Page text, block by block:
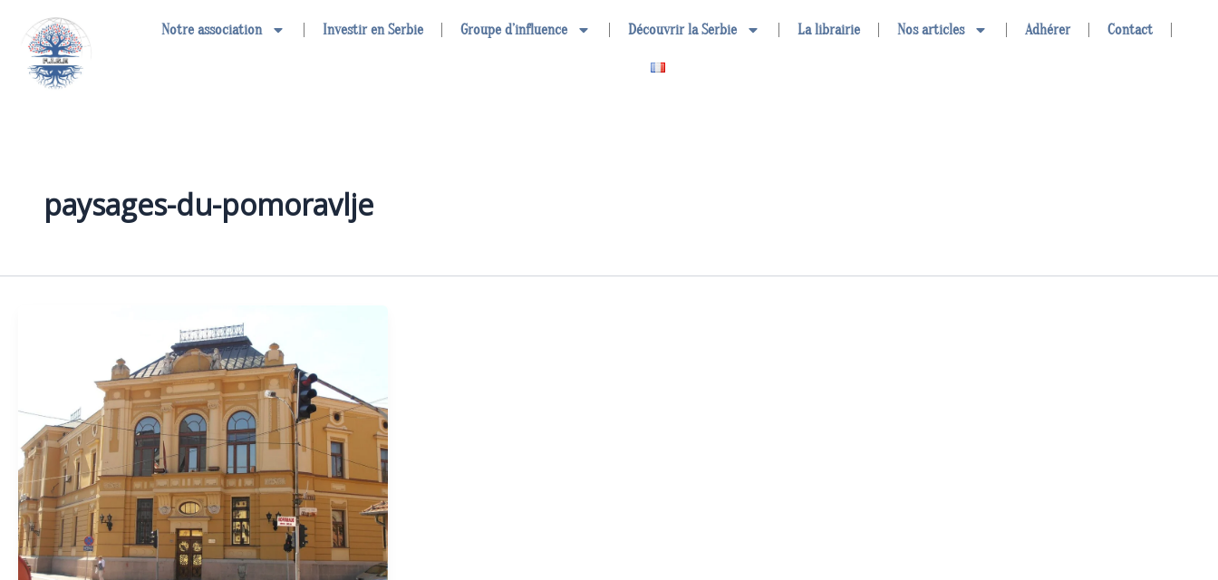
contenu
Notre association Investir en Serbie Groupe d’influence Découvrir la Serbie La librairie Nos articles Adhérer Contact
paysages-du-pomoravlje